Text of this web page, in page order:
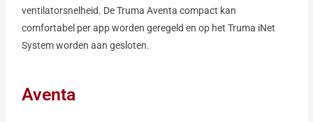
ventilatorsnelheid. De Truma Aventa compact kan
comfortabel per app worden geregeld en op het Truma iNet
System worden aan gesloten.
Aventa